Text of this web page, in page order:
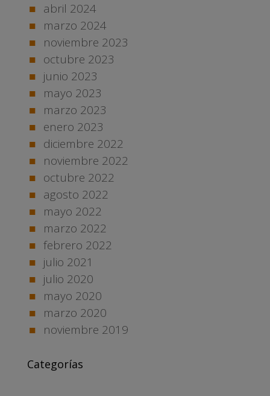
abril 2024
marzo 2024
noviembre 2023
octubre 2023
junio 2023
mayo 2023
marzo 2023
enero 2023
diciembre 2022
noviembre 2022
octubre 2022
agosto 2022
mayo 2022
marzo 2022
febrero 2022
julio 2021
julio 2020
mayo 2020
marzo 2020
noviembre 2019
Categorías